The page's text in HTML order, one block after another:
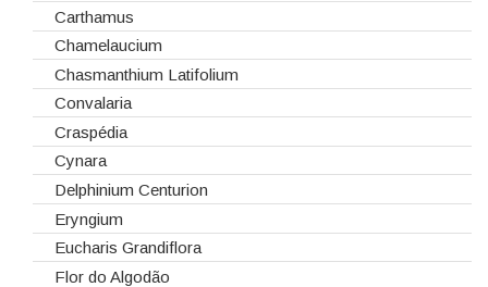
Lanternas
Madeiras
Spray
Tabuleiros/Bases
Telas/Tecidos
Vidros
Celosias
Chrysanthemum
Cravos
Cymbidium
Dalias
Dendrobium
Eremurus
Fresias
Gerberas
Girassol
Carthamus
Chamelaucium
Chasmanthium Latifolium
Convalaria
Craspédia
Cynara
Delphinium Centurion
Eryngium
Eucharis Grandiflora
Flor do Algodão